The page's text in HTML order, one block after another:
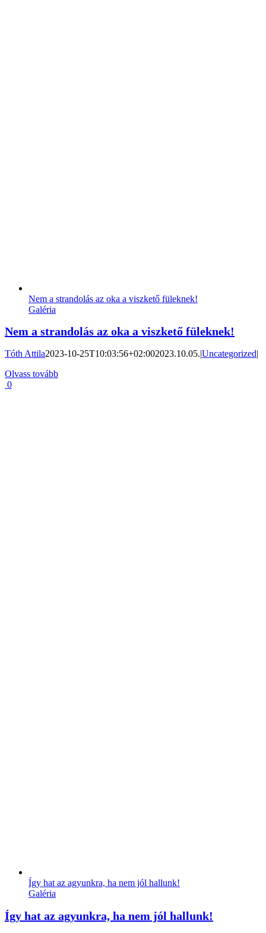
Nem a strandolás az oka a viszkető füleknek!
Galéria
Nem a strandolás az oka a viszkető füleknek!
Tóth Attila2023-10-25T10:03:56+02:002023.10.05.|Uncategorized|
Olvass tovább
0
Így hat az agyunkra, ha nem jól hallunk!
Galéria
Így hat az agyunkra, ha nem jól hallunk!